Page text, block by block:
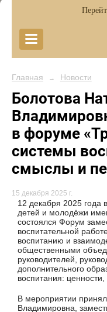
Главная → Новости
Болотова
в форуме
системы
смыслы и
15 декабря 2025 г.
12 декабря 2025 года
детей и молодёжи
состоялся Форум
воспитательной
воспитанию и
общественными
руководителей,
дополнительного
воспитания:
В мероприятии
Владимировна,